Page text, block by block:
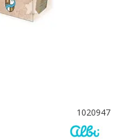
1020947